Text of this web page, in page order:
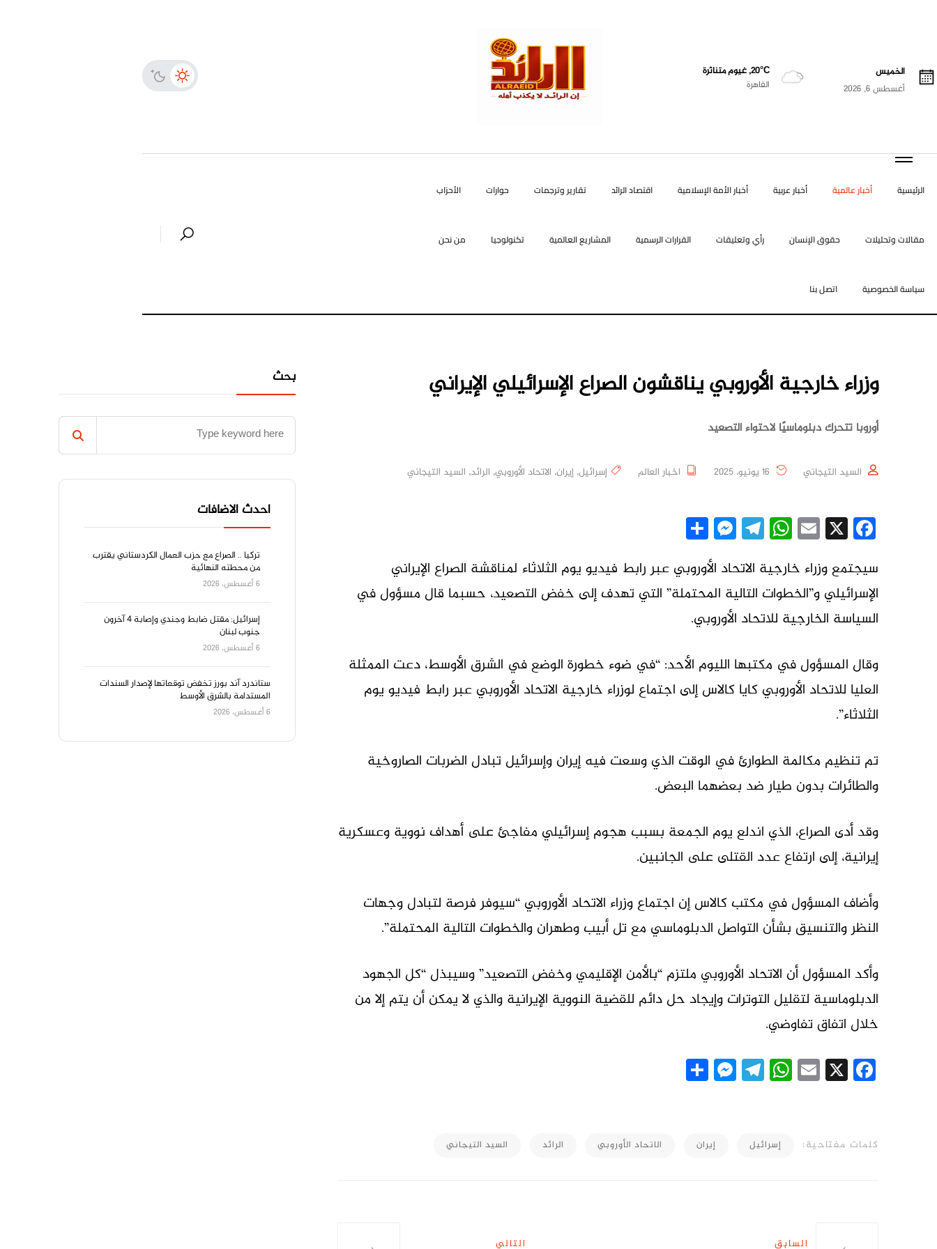
الخميس
أغسطس 6, 2026
20°C, غيوم متناثرة
القاهرة
الرئيسية أخبار عالمية أخبار عربية أخبار الأمة الإسلامية اقتصاد الرائد تقارير وترجمات حوارات الأحزاب
مقالات وتحليلات حقوق الإنسان رأي وتعليقات القرارات الرسمية المشاريع العالمية تكنولوجيا من نحن
سياسة الخصوصية اتصل بنا
وزراء خارجية الأوروبي يناقشون الصراع الإسرائيلي الإيراني
أوروبا تتحرك دبلوماسيًا لاحتواء التصعيد
السيد التيجاني اخبار العالم إسرائيل, إيران, الاتحاد الأوروبي, الرائد, السيد التيجاني
Facebook
X
Email
WhatsApp
Telegram
Messenger
سيجتمع وزراء خارجية الاتحاد الأوروبي عبر رابط فيديو يوم الثلاثاء لمناقشة الصراع الإيراني
الإسرائيلي و”الخطوات التالية المحتملة” التي تهدف إلى خفض التصعيد، حسبما قال مسؤول في
السياسة الخارجية للاتحاد الأوروبي.
وقال المسؤول في مكتبها الليوم الأحد: “في ضوء خطورة الوضع في الشرق الأوسط، دعت الممثلة
العليا للاتحاد الأوروبي كايا كالاس إلى اجتماع لوزراء خارجية الاتحاد الأوروبي عبر رابط فيديو يوم
الثلاثاء”.
تم تنظيم مكالمة الطوارئ في الوقت الذي وسعت فيه إيران وإسرائيل تبادل الضربات الصاروخية
والطائرات بدون طيار ضد بعضهما البعض.
وقد أدى الصراع، الذي اندلع يوم الجمعة بسبب هجوم إسرائيلي مفاجئ على أهداف نووية وعسكرية
إيرانية، إلى ارتفاع عدد القتلى على الجانبين.
وأضاف المسؤول في مكتب كالاس إن اجتماع وزراء الاتحاد الأوروبي “سيوفر فرصة لتبادل وجهات
النظر والتنسيق بشأن التواصل الدبلوماسي مع تل أبيب وطهران والخطوات التالية المحتملة”.
وأكد المسؤول أن الاتحاد الأوروبي ملتزم “بالأمن الإقليمي وخفض التصعيد” وسيبذل “كل الجهود
الدبلوماسية لتقليل التوترات وإيجاد حل دائم للقضية النووية الإيرانية والذي لا يمكن أن يتم إلا من
خلال اتفاق تفاوضي.
Facebook
X
Email
WhatsApp
Telegram
Messenger
كلمات مفتاحية: إسرائيل إيران الاتحاد الأوروبي الرائد السيد التيجاني
السابق التالي
بحث
احدث الاضافات
تركيا .. الصراع مع حزب العمال الكردستاني يقترب
من محطته النهائية
6 أغسطس، 2026
إسرائيل: مقتل ضابط وجندي وإصابة 4 آخرون
جنوب لبنان
6 أغسطس، 2026
ستاندرد آند بورز تخفض توقعاتها لإصدار السندات
المستدامة بالشرق الأوسط
6 أغسطس، 2026